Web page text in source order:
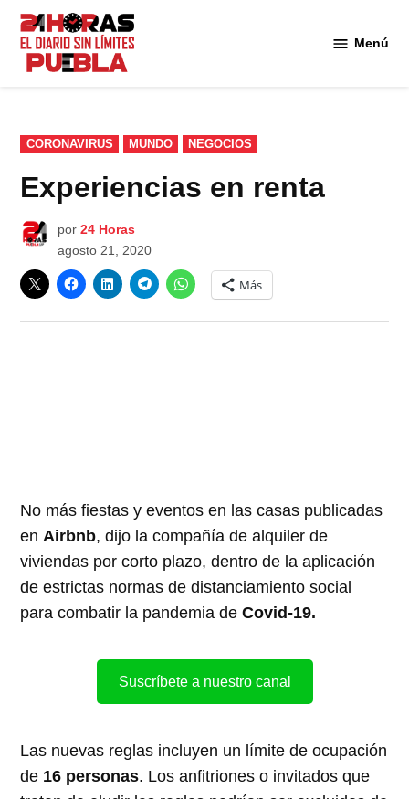
Saltar
contenido
Menú
PUBLICADO
EN
CORONAVIRUS MUNDO NEGOCIOS
Experiencias en renta
por 24 Horas
agosto 21, 2020
Más
No más fiestas y eventos en las casas publicadas
enAirbnb, dijo la compañía de alquiler de
viviendas por corto plazo, dentro de la aplicación
de estrictas normas de distanciamiento social
para combatir la pandemia deCovid-19.
Suscríbete a nuestro canal
Las nuevas reglas incluyen un límite de ocupación
de 16 personas. Los anfitriones o invitados que